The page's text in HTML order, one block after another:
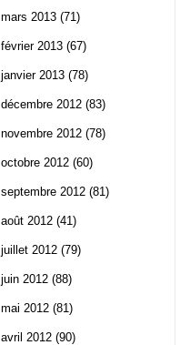
mars 2013 (71)
février 2013 (67)
janvier 2013 (78)
décembre 2012 (83)
novembre 2012 (78)
octobre 2012 (60)
septembre 2012 (81)
août 2012 (41)
juillet 2012 (79)
juin 2012 (88)
mai 2012 (81)
avril 2012 (90)